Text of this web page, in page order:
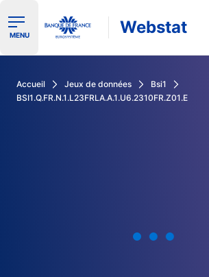
Ouvrir le menu de navigation
MENU Webstat
Accueil Jeux de données
Bsi1
BSI1.Q.FR.N.1.L23FRLA.A.1.U6.2310FR.Z01.E